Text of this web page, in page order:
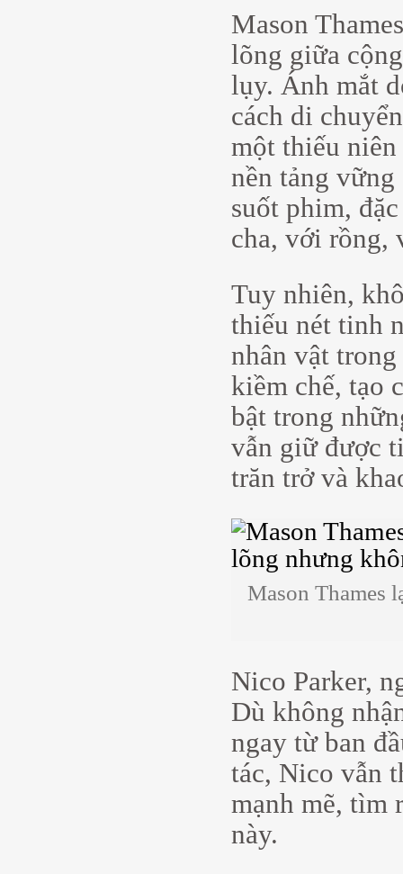
Mason
lõng giữa
lụy. Ánh mắt
cách di
một thiếu
nền tảng
suốt phim,
cha, với rồng,
Tuy nhiên,
thiếu nét tinh
nhân vật
kiềm chế, tạo
bật trong
vẫn giữ được
trăn trở và
Mason Thames
Nico Parker,
Dù không
ngay từ ban
tác, Nico vẫn
mạnh mẽ, tìm
này.